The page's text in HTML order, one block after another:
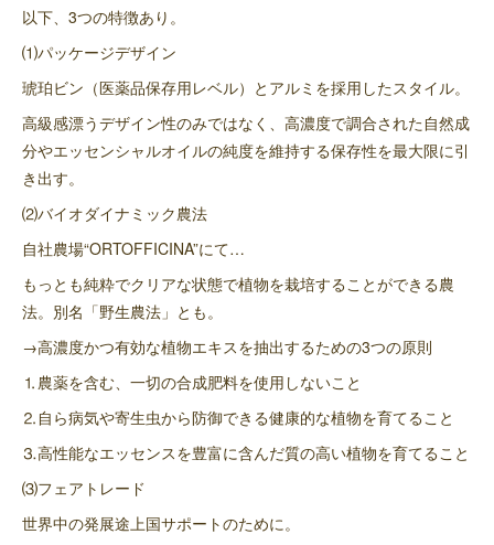
以下、3つの特徴あり。
⑴パッケージデザイン
琥珀ビン（医薬品保存用レベル）とアルミを採用したスタイル。
高級感漂うデザイン性のみではなく、高濃度で調合された自然成
分やエッセンシャルオイルの純度を維持する保存性を最大限に引
き出す。
⑵バイオダイナミック農法
自社農場“ORTOFFICINA”にて…
もっとも純粋でクリアな状態で植物を栽培することができる農
法。別名「野生農法」とも。
→高濃度かつ有効な植物エキスを抽出するための3つの原則
⒈農薬を含む、一切の合成肥料を使用しないこと
⒉自ら病気や寄生虫から防御できる健康的な植物を育てること
⒊高性能なエッセンスを豊富に含んだ質の高い植物を育てること
⑶フェアトレード
世界中の発展途上国サポートのために。